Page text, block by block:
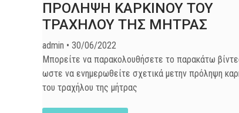
ΠΡΟΛΗΨΗ ΚΑΡΚΙΝΟΥ ΤΟΥ
ΤΡΑΧΗΛΟΥ ΤΗΣ ΜΗΤΡΑΣ
admin
30/06/2022
Μπορείτε να παρακολουθήσετε το παρακάτω
ωστε να ενημερωθείτε σχετικά μετην πρόληψη
του τραχήλου της μήτρας